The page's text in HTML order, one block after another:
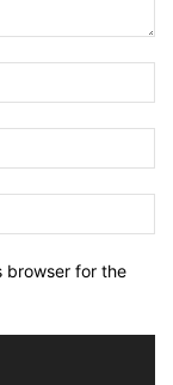
browser for the